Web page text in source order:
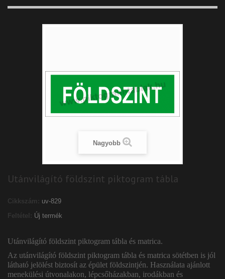
Nagyobb
Utánvilágító földszint piktogram tábla
Cikkszám: uv-829
Feltétel: Új termék
Utánvilágító földszint piktogram tábla és matrica.
Az utánvilágító földszint piktogram tábla és matrica sötétben is jól
látható jelölést biztosít az épület földszintjén. Használata ajánlott
menekülési útvonalakon, lépcsőházakban, irodákban és